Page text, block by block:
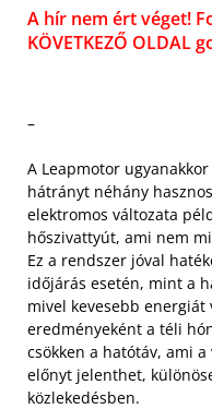
A hír nem ért véget!
KÖVETKEZŐ OLDAL
–
A Leapmotor
hátrányt néhány
elektromos változata
hőszivattyút, ami nem
Ez a rendszer jóval
időjárás esetén, mint a
mivel kevesebb
eredményeként a téli
csökken a hatótáv, ami
előnyt jelenthet,
közlekedésben.